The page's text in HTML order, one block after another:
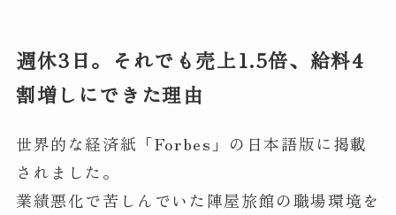
週休3日。それでも売上1.5倍、給料4
割増しにできた理由
世界的な経済紙「Forbes」の日本語版に掲載
されました。
業績悪化で苦しんでいた陣屋旅館の職場環境を